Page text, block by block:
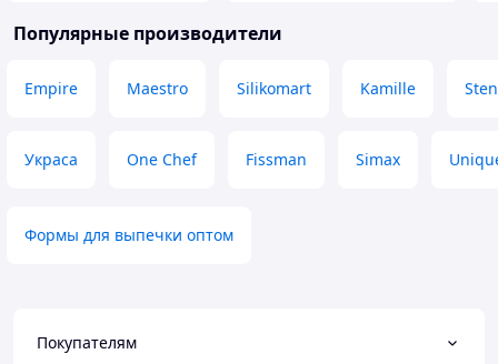
Популярные производители
Empire Maestro Silikomart Kamille
Украса One Chef Fissman Simax
Формы для выпечки оптом
Покупателям